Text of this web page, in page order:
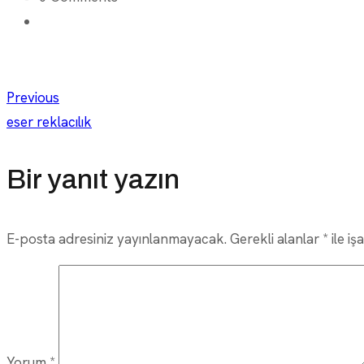
Yazı
gezinmesi
Previous
eser reklacılık
Bir yanıt yazın
E-posta adresiniz yayınlanmayacak. Gerekli alanlar * ile